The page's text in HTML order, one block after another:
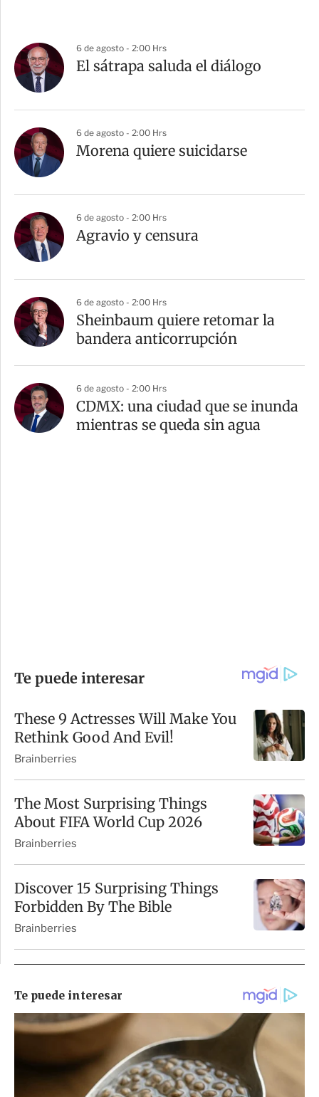
6 de agosto - 2:00 Hrs
El sátrapa saluda el diálogo
6 de agosto - 2:00 Hrs
Morena quiere suicidarse
6 de agosto - 2:00 Hrs
Agravio y censura
6 de agosto - 2:00 Hrs
Sheinbaum quiere retomar la
bandera anticorrupción
6 de agosto - 2:00 Hrs
CDMX: una ciudad que se inunda
mientras se queda sin agua